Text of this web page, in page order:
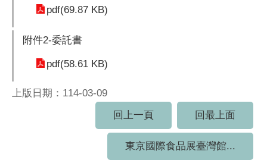
pdf(69.87 KB)
附件2-委託書
pdf(58.61 KB)
上版日期：114-03-09
回上一頁
回最上面
東京國際食品展臺灣館...